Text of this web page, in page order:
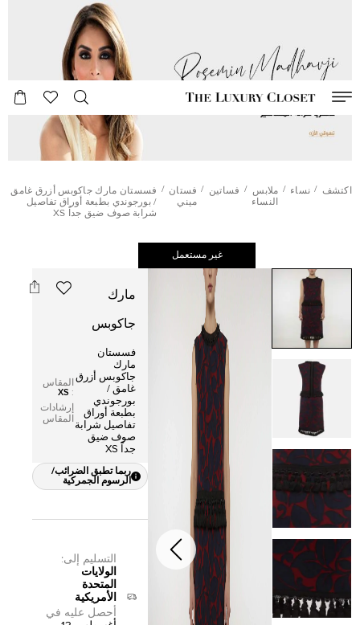
اكتشف / نساء / ملابس
النساء
/ فساتين / فستان
ميني
/ فسستان مارك جاكوبس أزرق غامق
/ بورجوندي بطبعة أوراق تفاصيل
شرابة صوف ضيق جداً XS
غير مستعمل
مارك
جاكوبس
فسستان
مارك
جاكوبس أزرق
غامق /
بورجوندي
بطبعة أوراق
تفاصيل شرابة
صوف ضيق
جداً XS
المقاس
:
XS
إرشادات
المقاس
ربما تطبق الضرائب/
الرسوم الجمركية
التسليم إلى:
الولايات
المتحدة
الأمريكية
أحصل عليه في